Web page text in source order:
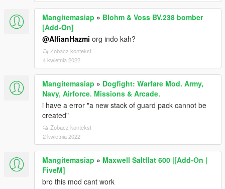
Mangitemasiap » Blohm & Voss BV.238 bomber
[Add-On]
@AlfianHazmi org indo kah?
Zobacz kontekst
4 kwietnia 2022
Mangitemasiap » Dogfight: Warfare Mod. Army,
Navy, Airforce. Missions & Arcade.
i have a error "a new stack of guard pack cannot be
created"
Zobacz kontekst
2 kwietnia 2022
Mangitemasiap » Maxwell Saltflat 600 |[Add-On |
FiveM]
bro this mod cant work